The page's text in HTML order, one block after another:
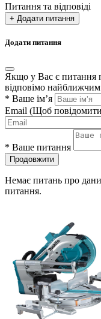
Питання та відповіді
+ Додати питання
Додати питання
Якщо у Вас є питання
відповімо
* Ваше ім’я
Email (Щоб повідомити
* Ваше питання
Продовжити
Немає питань про
питання.